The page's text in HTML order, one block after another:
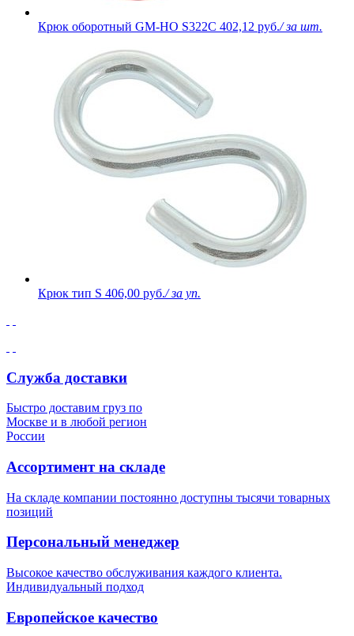
Крюк оборотный GM-HO S322C 402,12 руб./ за шт.
Крюк тип S 406,00 руб./ за уп.
Служба доставки
Быстро доставим груз по
Москве и в любой регион
России
Ассортимент на складе
На складе компании постоянно доступны тысячи товарных
позиций
Персональный менеджер
Высокое качество обслуживания каждого клиента.
Индивидуальный подход
Европейское качество